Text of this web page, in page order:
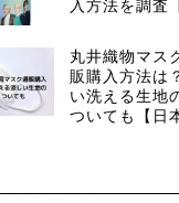
入方法を調査
丸井織物マス
販購入方法は
い洗える生地
ついても【日